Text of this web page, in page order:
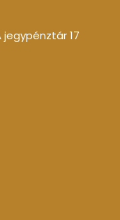
jegypénztár 17